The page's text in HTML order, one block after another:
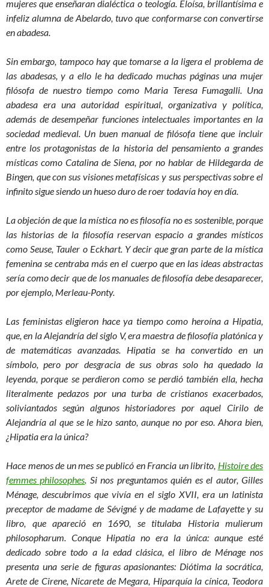
mujeres que enseñaran dialéctica o teología. Eloísa, brillantísima e
infeliz alumna de Abelardo, tuvo que conformarse con convertirse
en abadesa.
Sin embargo, tampoco hay que tomarse a la ligera el problema de
las abadesas, y a ello le ha dedicado muchas páginas una mujer
filósofa de nuestro tiempo como Maria Teresa Fumagalli. Una
abadesa era una autoridad espiritual, organizativa y política,
además de desempeñar funciones intelectuales importantes en la
sociedad medieval. Un buen manual de filósofa tiene que incluir
entre los protagonistas de la historia del pensamiento a grandes
místicas como Catalina de Siena, por no hablar de Hildegarda de
Bingen, que con sus visiones metafísicas y sus perspectivas sobre el
infinito sigue siendo un hueso duro de roer todavía hoy en día.
La objeción de que la mística no es filosofía no es sostenible, porque
las historias de la filosofía reservan espacio a grandes místicos
como Seuse, Tauler o Eckhart. Y decir que gran parte de la mística
femenina se centraba más en el cuerpo que en las ideas abstractas
sería como decir que de los manuales de filosofía debe desaparecer,
por ejemplo, Merleau-Ponty.
Las feministas eligieron hace ya tiempo como heroína a Hipatia,
que, en la Alejandría del siglo V, era maestra de filosofía platónica y
de matemáticas avanzadas. Hipatia se ha convertido en un
símbolo, pero por desgracia de sus obras solo ha quedado la
leyenda, porque se perdieron como se perdió también ella, hecha
literalmente pedazos por una turba de cristianos exacerbados,
soliviantados según algunos historiadores por aquel Cirilo de
Alejandría al que se le hizo santo, aunque no por eso. Ahora bien,
¿Hipatia era la única?
Hace menos de un mes se publicó en Francia un librito, Histoire des
femmes philosophes . Si nos preguntamos quién es el autor, Gilles
Ménage, descubrimos que vivía en el siglo XVII, era un latinista
preceptor de madame de Sévigné y de madame de Lafayette y su
libro, que apareció en 1690, se titulaba Historia mulierum
philosopharum. Conque Hipatia no era la única: aunque esté
dedicado sobre todo a la edad clásica, el libro de Ménage nos
presenta una serie de figuras apasionantes: Diótima la socrática,
Arete de Cirene, Nicarete de Megara, Hiparquía la cínica, Teodora